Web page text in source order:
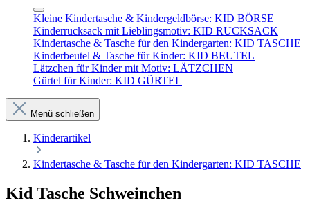
Kleine Kindertasche & Kindergeldbörse: KID BÖRSE
Kinderrucksack mit Lieblingsmotiv: KID RUCKSACK
Kindertasche & Tasche für den Kindergarten: KID TASCHE
Kinderbeutel & Tasche für Kinder: KID BEUTEL
Lätzchen für Kinder mit Motiv: LÄTZCHEN
Gürtel für Kinder: KID GÜRTEL
Menü schließen
Kinderartikel
Kindertasche & Tasche für den Kindergarten: KID TASCHE
Kid Tasche Schweinchen